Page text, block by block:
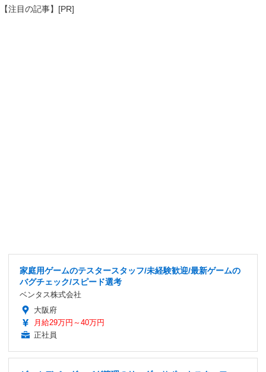
【注目の記事】[PR]
家庭用ゲームのテスタースタッフ/未経験歓迎/最新ゲームの
バグチェック/スピード選考
ベンタス株式会社
大阪府
月給29万円～40万円
正社員